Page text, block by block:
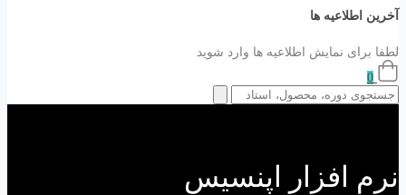
آخرین اطلاعیه ها
لطفا برای نمایش اطلاعیه ها وارد شوید
0
نرم افزار اپنسیس